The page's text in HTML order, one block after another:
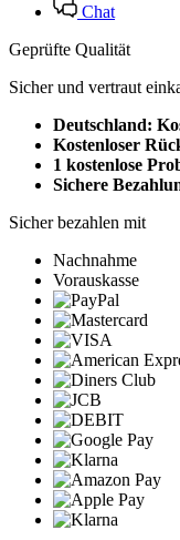
Chat
Geprüfte Qualität
Sicher und vertraut
Deutschland:
Kostenloser
1 kostenlose
Sichere
Sicher bezahlen mit
Nachnahme
Vorauskasse